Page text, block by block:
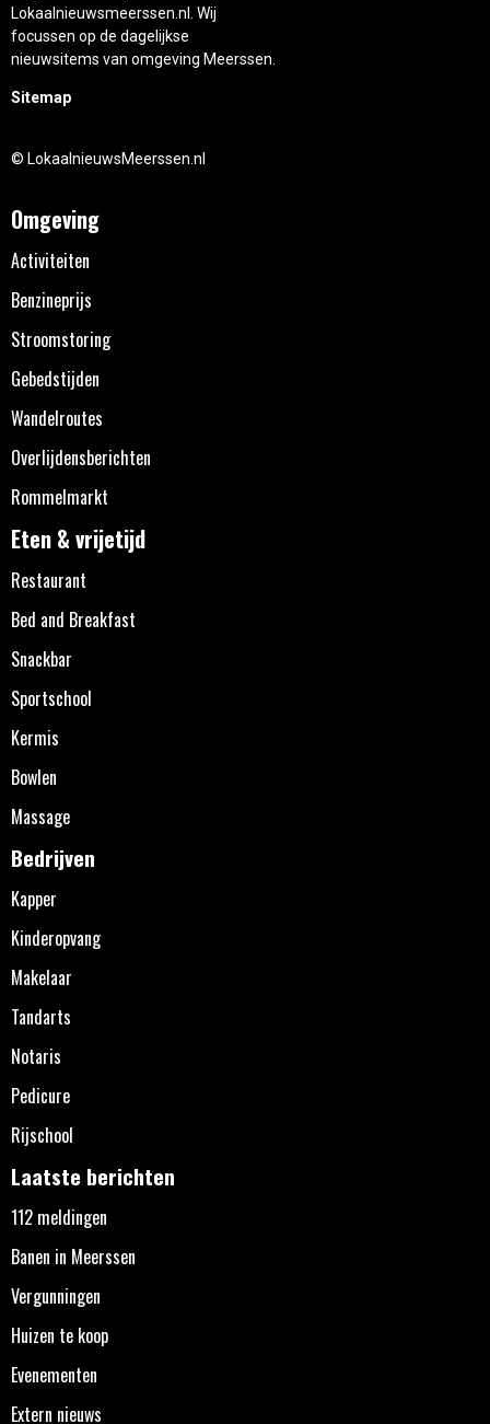
Lokaalnieuwsmeerssen.nl. Wij
focussen op de dagelijkse
nieuwsitems van omgeving Meerssen.
Sitemap
© LokaalnieuwsMeerssen.nl
Omgeving
Activiteiten
Benzineprijs
Stroomstoring
Gebedstijden
Wandelroutes
Overlijdensberichten
Rommelmarkt
Eten & vrijetijd
Restaurant
Bed and Breakfast
Snackbar
Sportschool
Kermis
Bowlen
Massage
Bedrijven
Kapper
Kinderopvang
Makelaar
Tandarts
Notaris
Pedicure
Rijschool
Laatste berichten
112 meldingen
Banen in Meerssen
Vergunningen
Huizen te koop
Evenementen
Extern nieuws